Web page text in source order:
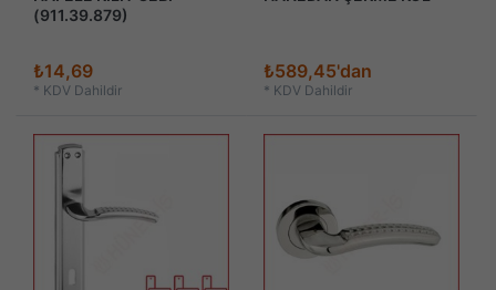
(911.39.879)
₺14,69
* KDV Dahildir
₺589,45'dan
* KDV Dahildir